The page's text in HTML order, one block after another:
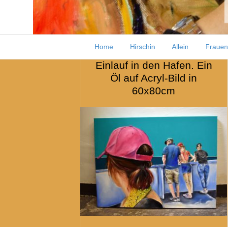
Home Hirschin Allein
Wasser: unendliche Weiten ;-). Immer
ich darauf aufmerksam gemacht
Sie beobachten den
Einlauf in den Hafen. Ein
Öl auf Acryl-Bild in
60x80cm